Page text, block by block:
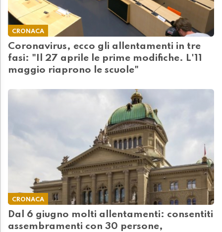
CRONACA
Coronavirus, ecco gli allentamenti in tre
fasi: "Il 27 aprile le prime modifiche. L'11
maggio riaprono le scuole"
CRONACA
Dal 6 giugno molti allentamenti: consentiti
assembramenti con 30 persone,